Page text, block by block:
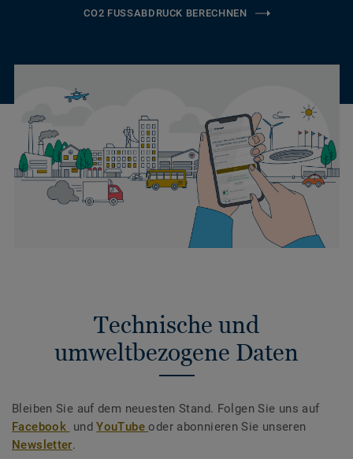
CO2 FUSSABDRUCK BERECHNEN
Technische und
umweltbezogene Daten
Bleiben Sie auf dem neuesten Stand. Folgen Sie uns auf
Facebook undYouTubeoder abonnieren Sie unseren
Newsletter.